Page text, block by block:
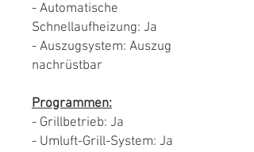
- Automatische
Schnellaufheizung: Ja
- Auszugsystem: Auszug
nachrüstbar
Programmen:
- Grillbetrieb: Ja
- Umluft-Grill-System: Ja